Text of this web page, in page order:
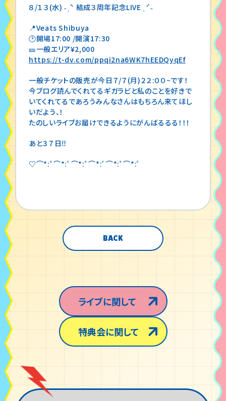
８/１３(水) ˗ˏˋ 結成３周年記念LIVE ˎˊ˗
📍Veats Shibuya
🕑開場17:00 /開演17:30
🎫一般エリア¥2,000
https://t-dv.com/ppqi2na6WK7hEEDQyqEf
一般チケットの販売が今日７/７(月)２２:００~です！
今ブログ読んでくれてるギガラビと私のことを好きで
いてくれてるであろうみんなさんはもちろん来てほし
いだよう、！
たのしいライブお届けできるようにがんばるるる！！！
あと３７日‼️
♡⌒*:ﾟ⌒*:ﾟ⌒*:ﾟ⌒*:ﾟ⌒*:ﾟ⌒*:ﾟ
BACK
ライブに関して
特典会に関して